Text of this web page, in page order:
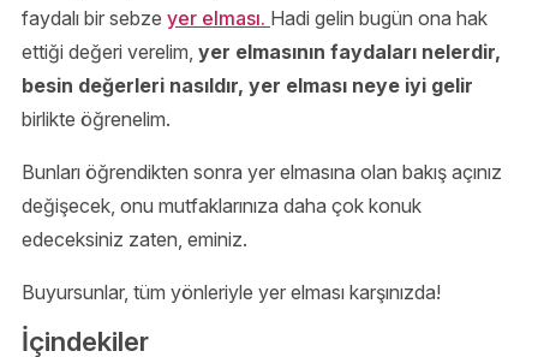
faydalı bir sebze yer elması. Hadi gelin bugün ona hak
ettiği değeri verelim, yer elmasının faydaları nelerdir,
besin değerleri nasıldır, yer elması neye iyi gelir
birlikte öğrenelim.
Bunları öğrendikten sonra yer elmasına olan bakış açınız
değişecek, onu mutfaklarınıza daha çok konuk
edeceksiniz zaten, eminiz.
Buyursunlar, tüm yönleriyle yer elması karşınızda!
İçindekiler